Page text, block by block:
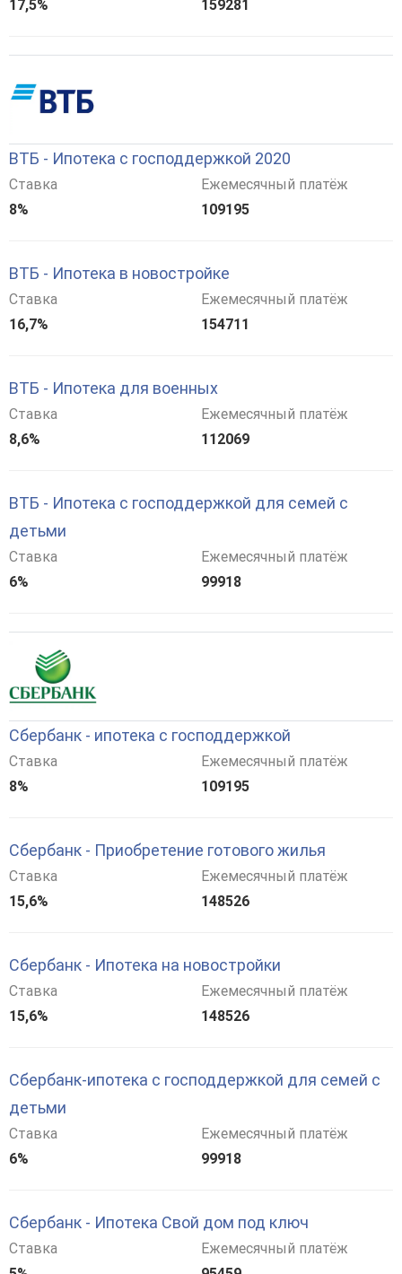
17,5% 159281
ВТБ - Ипотека с господдержкой 2020
Ставка
8%
Ежемесячный платёж
109195
ВТБ - Ипотека в новостройке
Ставка
16,7%
Ежемесячный платёж
154711
ВТБ - Ипотека для военных
Ставка
8,6%
Ежемесячный платёж
112069
ВТБ - Ипотека с господдержкой для семей с
детьми
Ставка
6%
Ежемесячный платёж
99918
Сбербанк - ипотека с господдержкой
Ставка
8%
Ежемесячный платёж
109195
Сбербанк - Приобретение готового жилья
Ставка
15,6%
Ежемесячный платёж
148526
Сбербанк - Ипотека на новостройки
Ставка
15,6%
Ежемесячный платёж
148526
Сбербанк-ипотека с господдержкой для семей с
детьми
Ставка
6%
Ежемесячный платёж
99918
Сбербанк - Ипотека Свой дом под ключ
Ставка
Ежемесячный платёж